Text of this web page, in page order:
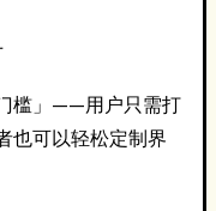
槛」——用户只需打
也可以轻松定制界